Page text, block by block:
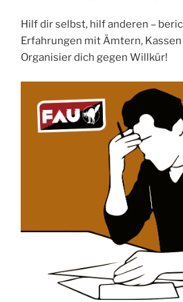
Hilf dir selbst, hilf anderen –
Erfahrungen mit Ämtern, Kassen
Organisier dich gegen Willkür!